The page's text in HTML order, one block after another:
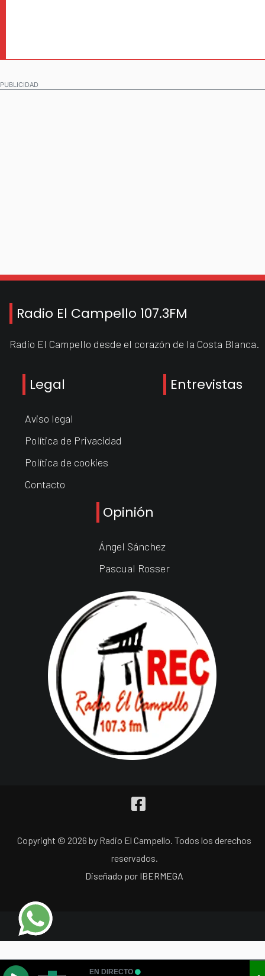
PUBLICIDAD
Radio El Campello 107.3FM
Radio El Campello desde el corazón de la Costa Blanca.
Legal
Aviso legal
Política de Privacidad
Política de cookies
Contacto
Entrevistas
Opinión
Ángel Sánchez
Pascual Rosser
Copyright © 2026 by Radio El Campello. Todos los derechos
reservados.
Diseñado por IBERMEGA
EN DIRECTO